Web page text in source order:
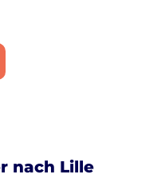
nach Lille